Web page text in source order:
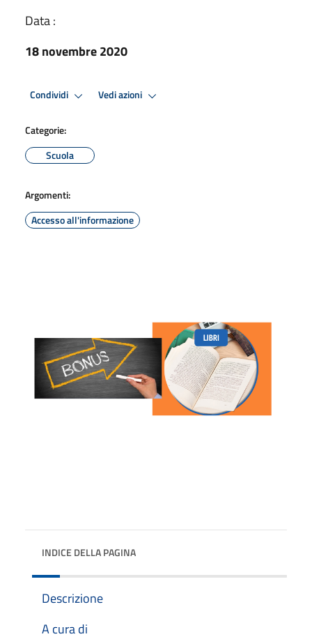
Data :
18 novembre 2020
Condividi Vedi azioni
Categorie:
Scuola
Argomenti:
Accesso all'informazione
INDICE DELLA PAGINA
Descrizione
A cura di